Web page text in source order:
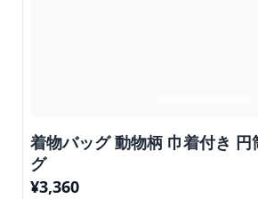
着物バッグ 動物柄 巾着付き 円
グ
¥3,360